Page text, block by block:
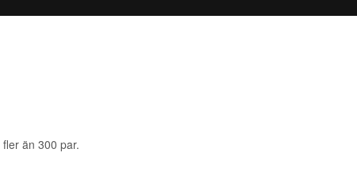
än 300 par.